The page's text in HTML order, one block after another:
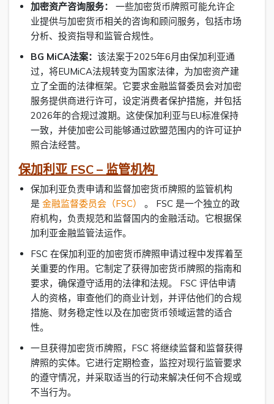
加密资产咨询服务：
一些加密货币牌照可能允许企
业提供与加密货币相关的咨询和顾问服务，包括市场
分析、投资指导和监管合规性。
BG MiCA法案： 该法案于2025年6月由保加利亚通
过，将EUMiCA法规转变为国家法律，为加密资产建
立了全面的法律框架。它要求金融监督委员会对加密
服务提供商进行许可，设定消费者保护措施，并包括
2026年的合规过渡期。这使保加利亚与EU标准保持
一致，并使加密公司能够通过欧盟范围内的许可证护
照合法经营。
保加利亚 FSC – 监管机构
保加利亚负责申请和监督加密货币牌照的监管机构
是 金融监督委员会（FSC）
。 FSC 是一个独立的政
府机构，负责规范和监督国内的金融活动。它根据保
加利亚金融监管法运作。
FSC 在保加利亚的加密货币牌照申请过程中发挥着至
关重要的作用。它制定了获得加密货币牌照的指南和
要求，确保遵守适用的法律和法规。 FSC 评估申请
人的资格，审查他们的商业计划，并评估他们的合规
措施、财务稳定性以及在加密货币领域运营的适合
性。
一旦获得加密货币牌照，FSC 将继续监督和监督获得
牌照的实体。它进行定期检查，监控对现行监管要求
的遵守情况，并采取适当的行动来解决任何不合规或
不当行为。